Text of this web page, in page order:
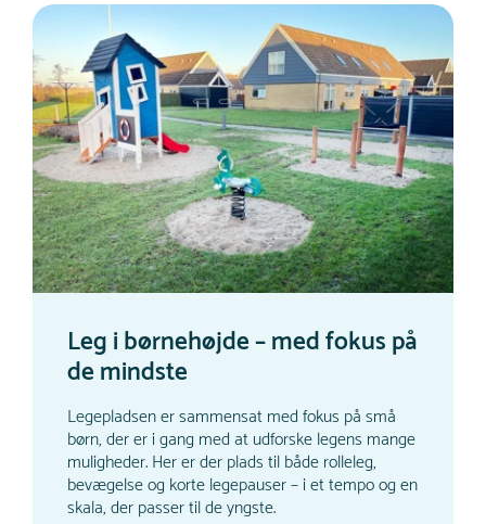
Leg i børnehøjde – med fokus på
de mindste
Legepladsen er sammensat med fokus på små
børn, der er i gang med at udforske legens mange
muligheder. Her er der plads til både rolleleg,
bevægelse og korte legepauser – i et tempo og en
skala, der passer til de yngste.